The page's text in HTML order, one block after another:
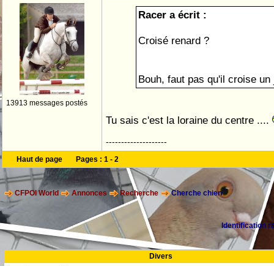
13913 messages postés
Racer a écrit :
Croisé renard ?
Bouh, faut pas qu'il croise un
Tu sais c'est la loraine du centre ....
--------------------
Haut de page Pages : 1 - 2
CFPOI World Annonces Recherche Cherche chien
Identification
Divers